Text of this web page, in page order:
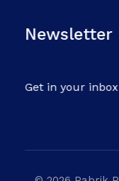
Newsletter
Get in your